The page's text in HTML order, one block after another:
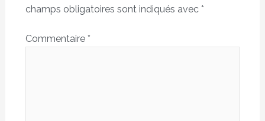
champs obligatoires sont indiqués avec *
Commentaire *